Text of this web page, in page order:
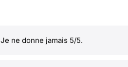
ne donne jamais 5/5.